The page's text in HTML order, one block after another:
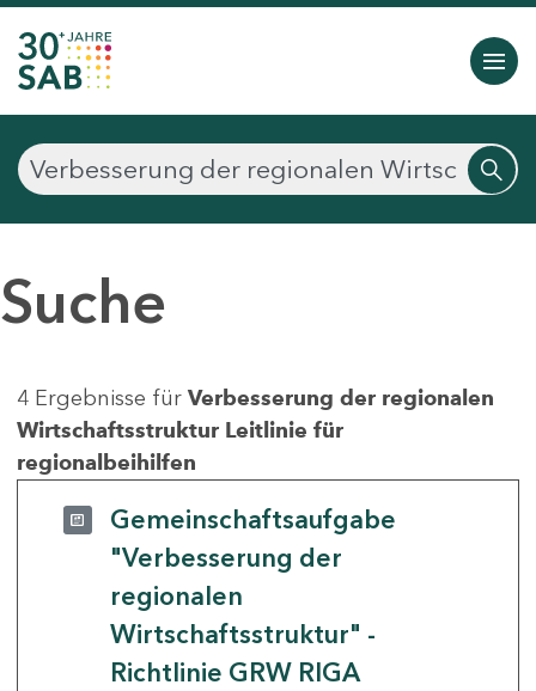
Suche
4 Ergebnisse für Verbesserung der regionalen
Wirtschaftsstruktur Leitlinie für
regionalbeihilfen
Gemeinschaftsaufgabe
"Verbesserung der
regionalen
Wirtschaftsstruktur" -
Richtlinie GRW RIGA